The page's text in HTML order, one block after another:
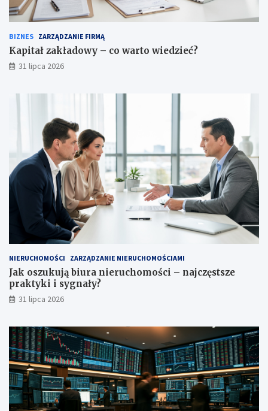
BIZNES ZARZĄDZANIE FIRMĄ
Kapitał zakładowy – co warto wiedzieć?
31 lipca 2026
NIERUCHOMOŚCI ZARZĄDZANIE NIERUCHOMOŚCIAMI
Jak oszukują biura nieruchomości – najczęstsze
praktyki i sygnały?
31 lipca 2026